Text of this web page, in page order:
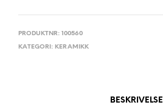
PRODUKTNR: 100560
KATEGORI: KERAMIKK
BESKRIVELSE